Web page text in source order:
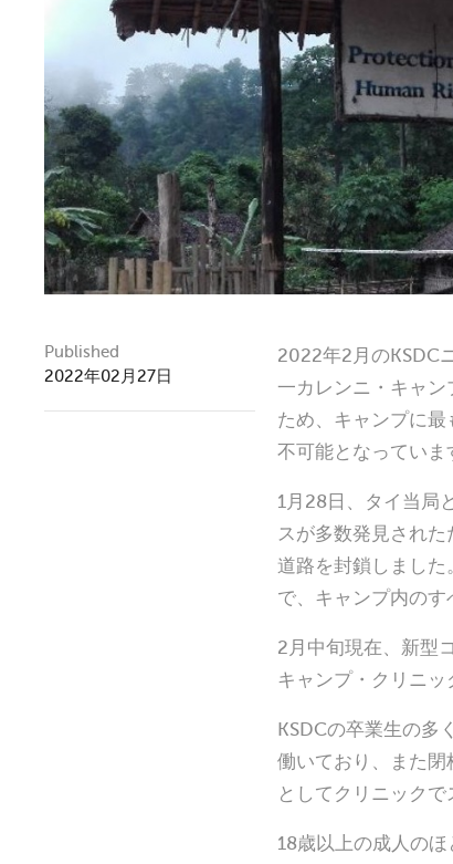
Published
2022年02月27日
2022年2月のKSDC
一カレンニ・キャ
ため、キャンプに
不可能となっていま
1月28日、タイ当局
スが多数発見され
道路を封鎖しました
で、キャンプ内のす
2月中旬現在、新型
キャンプ・クリニッ
KSDCの卒業生の多
働いており、また
としてクリニックで
18歳以上の成人の